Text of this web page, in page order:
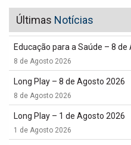
Últimas Notícias
Educação para a Saúde – 8 de
8 de Agosto 2026
Long Play – 8 de Agosto 2026
8 de Agosto 2026
Long Play – 1 de Agosto 2026
1 de Agosto 2026